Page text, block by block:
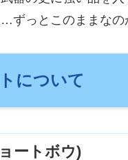
っとこのままなの
について
ートボウ)